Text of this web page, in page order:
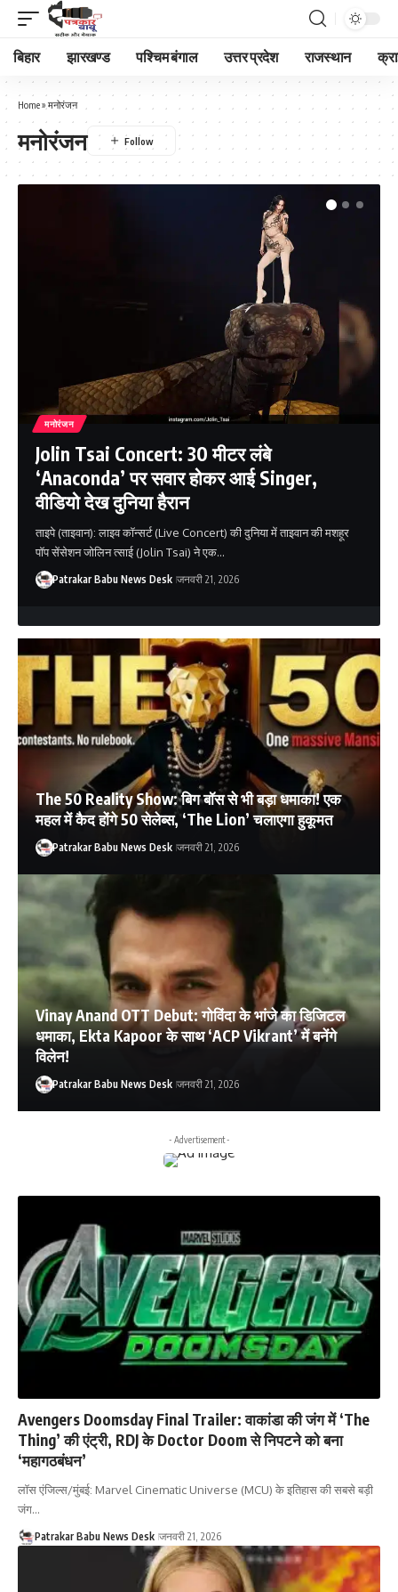
बिहार झारखण्ड पश्चिम बंगाल उत्तर प्रदेश राजस्थान
Home» मनोरंजन
मनोरंजन
मनोरंजन
Jolin Tsai Concert: 30 मीटर लंबे
‘Anaconda’ पर सवार होकर आई Singer,
वीडियो देख दुनिया हैरान
ताइपे (ताइवान): लाइव कॉन्सर्ट (Live Concert) की दुनिया में ताइवान की मशहूर
पॉप सेंसेशन जोलिन त्साई (Jolin Tsai) ने एक…
Patrakar Babu News Desk जनवरी 21, 2026
The 50 Reality Show: बिग बॉस से भी बड़ा धमाका! एक
महल में कैद होंगे 50 सेलेब्स, ‘The Lion’ चलाएगा हुकूमत
Patrakar Babu News Desk जनवरी 21, 2026
Vinay Anand OTT Debut: गोविंदा के भांजे का डिजिटल
धमाका, Ekta Kapoor के साथ ‘ACP Vikrant’ में बनेंगे
विलेन!
Patrakar Babu News Desk जनवरी 21, 2026
- Advertisement -
Avengers Doomsday Final Trailer: वाकांडा की जंग में ‘The
Thing’ की एंट्री, RDJ के Doctor Doom से निपटने को बना
‘महागठबंधन’
लॉस एंजिल्स/मुंबई: Marvel Cinematic Universe (MCU) के इतिहास की सबसे बड़ी
जंग…
Patrakar Babu News Desk जनवरी 21, 2026